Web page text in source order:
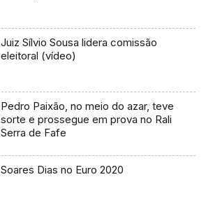
Juiz Sílvio Sousa lidera comissão
eleitoral (vídeo)
Pedro Paixão, no meio do azar, teve
sorte e prossegue em prova no Rali
Serra de Fafe
Soares Dias no Euro 2020